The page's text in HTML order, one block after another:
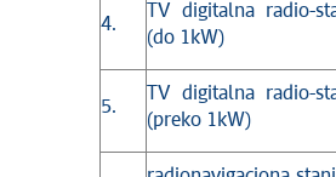
4.
TV digitalna radio-
(do 1kW)
5.
TV digitalna radio-
(preko 1kW)